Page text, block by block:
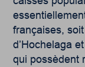
françaises,
d’Hochelaga
qui possèdent